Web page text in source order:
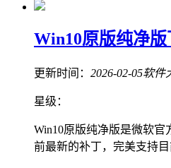
Win10原版纯净
更新时间： 2026-02-05软件
星级：
Win10原版纯净版是微软官
前最新的补丁，完美支持